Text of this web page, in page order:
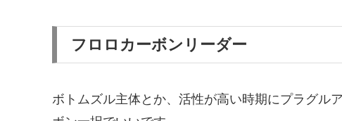
フロロカーボンリーダー
ボトムズル主体とか、活性が高い時期にプラグル